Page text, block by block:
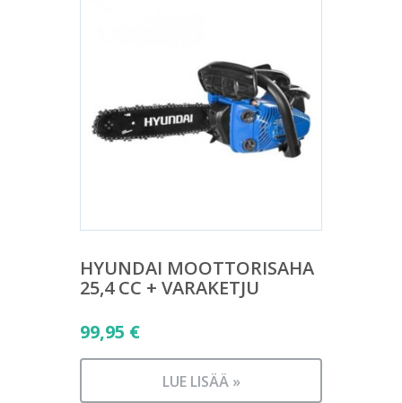
HYUNDAI MOOTTORISAHA
25,4 CC + VARAKETJU
99,95 €
LUE LISÄÄ »